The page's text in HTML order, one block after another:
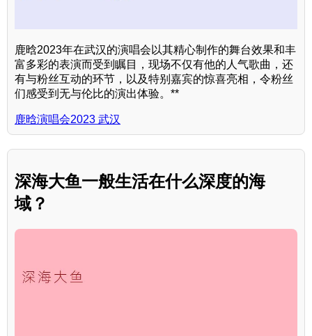
鹿晗2023年在武汉的演唱会以其精心制作的舞台效果和丰
富多彩的表演而受到瞩目，现场不仅有他的人气歌曲，还
有与粉丝互动的环节，以及特别嘉宾的惊喜亮相，令粉丝
们感受到无与伦比的演出体验。**
鹿晗演唱会2023 武汉
深海大鱼一般生活在什么深度的海
域？